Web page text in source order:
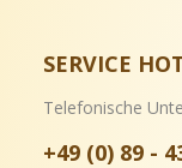
SERVICE
Telefonische
+49 (0) 89 -